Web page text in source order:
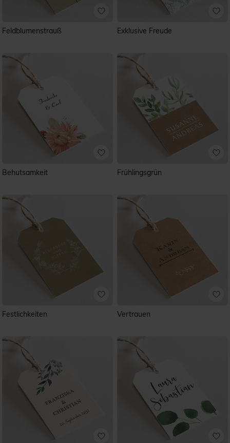
Feldblumenstrauß Exklusive Freude
Behutsamkeit Frühlingsgrün
Festlichkeiten Vertrauen